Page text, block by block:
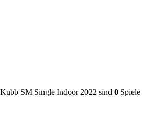
SM Single Indoor 2022 sind 0 Spiele